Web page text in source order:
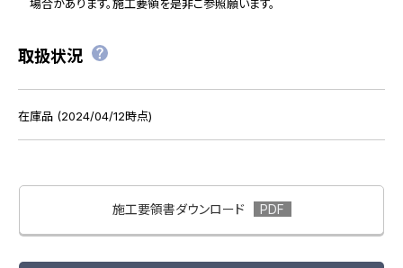
場合があります。施工要領を是非ご参照願います。
取扱状況
在庫品 (2024/04/12時点)
施工要領書ダウンロード